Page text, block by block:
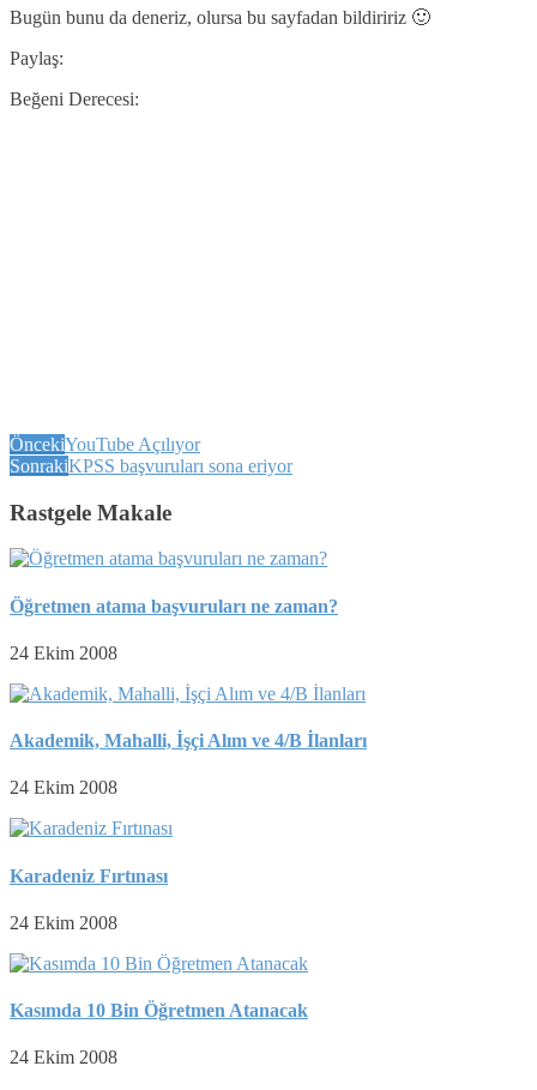
Bugün bunu da deneriz, olursa bu sayfadan bildiririz 🙂
Paylaş:
Beğeni Derecesi:
ÖncekiYouTube Açılıyor
SonrakiKPSS başvuruları sona eriyor
Rastgele Makale
Öğretmen atama başvuruları ne zaman?
24 Ekim 2008
Akademik, Mahalli, İşçi Alım ve 4/B İlanları
24 Ekim 2008
Karadeniz Fırtınası
24 Ekim 2008
Kasımda 10 Bin Öğretmen Atanacak
24 Ekim 2008